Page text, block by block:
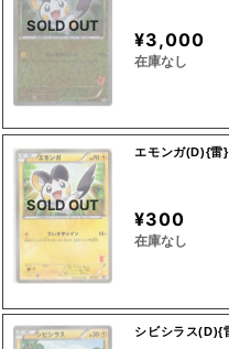
SOLD OUT
¥3,000
在庫なし
SOLD OUT
エモンガ(D){雷
¥300
在庫なし
シビシラス(D){